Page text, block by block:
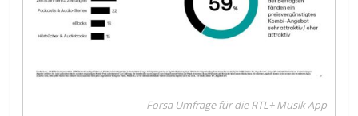
Forsa Umfrage für die RTL+ Musik App